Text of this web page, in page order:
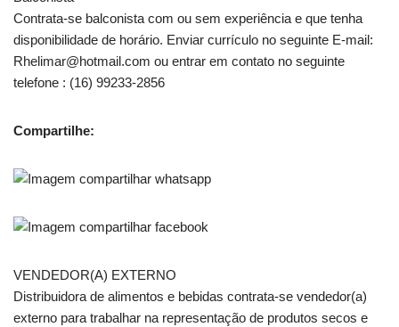
Contrata-se balconista com ou sem experiência e que tenha
disponibilidade de horário. Enviar currículo no seguinte E-mail:
Rhelimar@hotmail.com ou entrar em contato no seguinte
telefone : (16) 99233-2856
Compartilhe:
VENDEDOR(A) EXTERNO
Distribuidora de alimentos e bebidas contrata-se vendedor(a)
externo para trabalhar na representação de produtos secos e